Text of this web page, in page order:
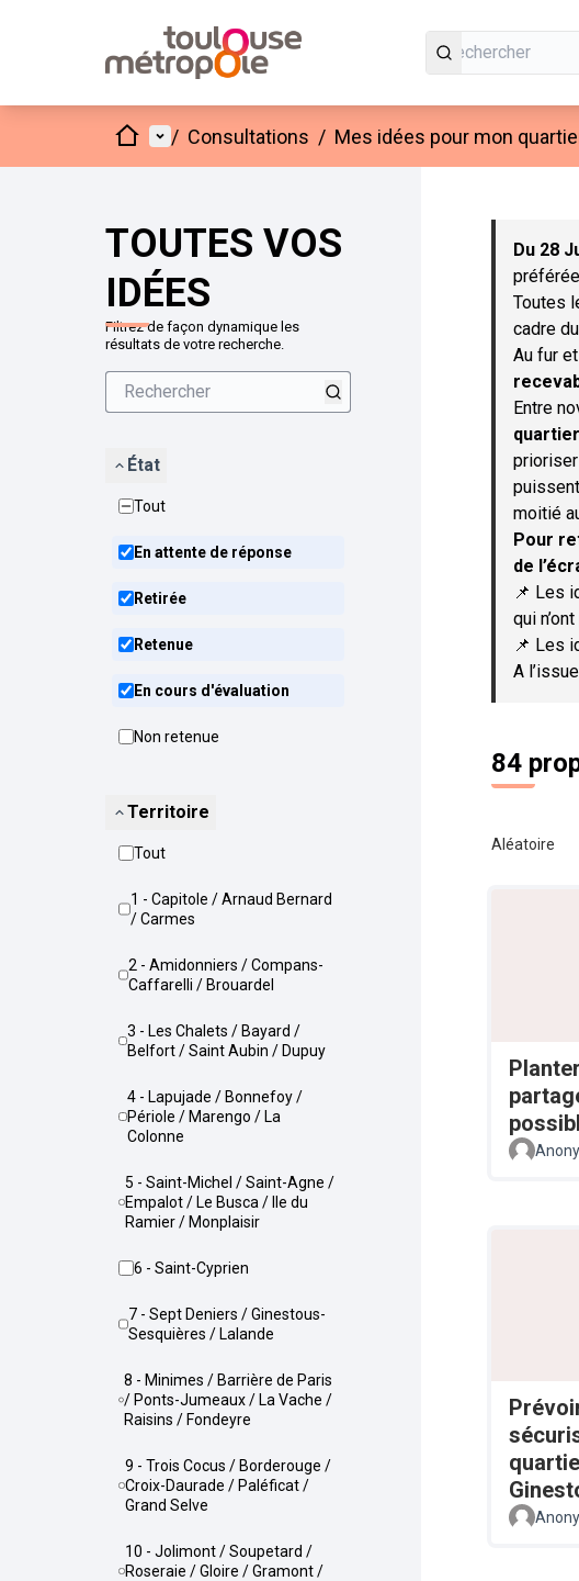
AccueilMenu principal
/ Consultations / Mes idées pour mon
TOUTES VOS
IDÉES
Filtrez de façon dynamique les
résultats de votre recherche.
État
Tout
En attente de réponse
Retirée
Retenue
En cours d'évaluation
Non retenue
Territoire
Tout
1 - Capitole / Arnaud Bernard
/ Carmes
2 - Amidonniers / Compans-
Caffarelli / Brouardel
3 - Les Chalets / Bayard /
Belfort / Saint Aubin / Dupuy
4 - Lapujade / Bonnefoy /
Périole / Marengo / La
Colonne
5 - Saint-Michel / Saint-Agne /
Empalot / Le Busca / Ile du
Ramier / Monplaisir
6 - Saint-Cyprien
7 - Sept Deniers / Ginestous-
Sesquières / Lalande
8 - Minimes / Barrière de Paris
/ Ponts-Jumeaux / La Vache /
Raisins / Fondeyre
9 - Trois Cocus / Borderouge /
Croix-Daurade / Paléficat /
Grand Selve
10 - Jolimont / Soupetard /
Roseraie / Gloire / Gramont /
Passer la carte
Du 28
Toutes
cadre du
Au fur
Entre
quartier
moitié
Pour
de
📌 Les
qui
📌 Les
A
84
Aléatoire